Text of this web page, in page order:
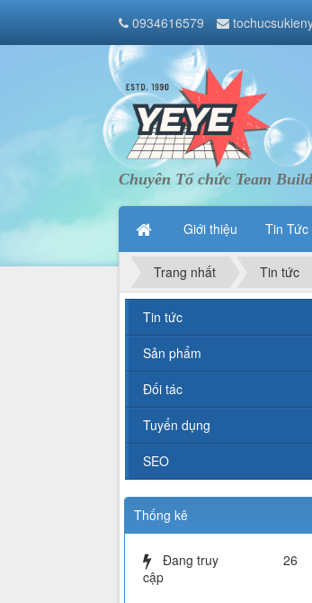
0934616579
Chuyên Tổ chức Team
Giới thiệu Tin Tức
Trang nhất Tin tức
Tin tức
Sản phẩm
Đối tác
Tuyển dụng
SEO
Thống kê
Đang truy
cập
26